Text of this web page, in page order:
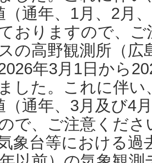
（通年、1月、2月
おりますので、
の高野観測所（
年3月1日から
した。これに伴い
（通年、3月及び4
で、ご注意くだ
象台等における過